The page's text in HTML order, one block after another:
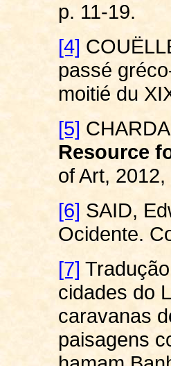
p. 11-19.
[4]
passé
moitié du
[5]
Resource
of Art, 2012,
[6] SAID,
Ocidente.
[7]
cidades do
caravanas
paisagens